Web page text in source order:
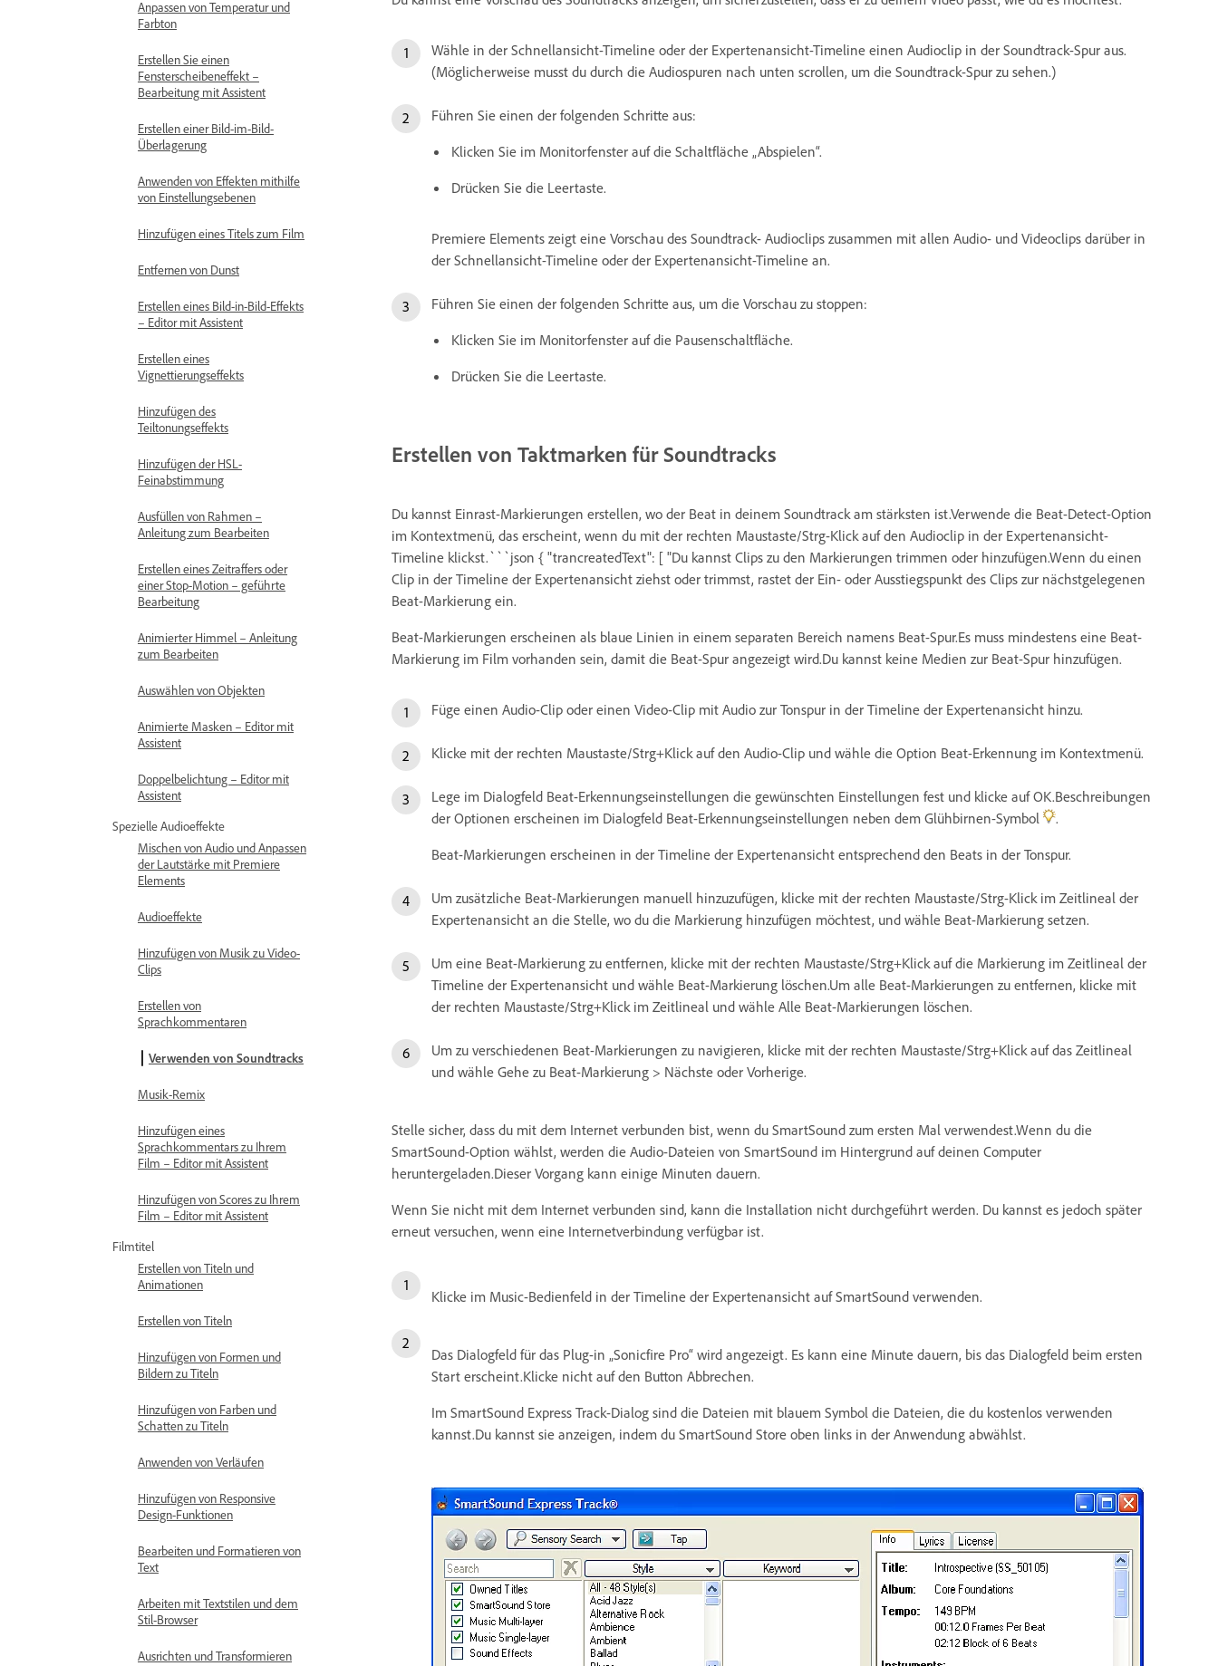
Anpassen von Temperatur und
Farbton
Erstellen Sie einen
Fensterscheibeneffekt –
Bearbeitung mit Assistent
Erstellen einer Bild-im-Bild-
Überlagerung
Anwenden von Effekten mithilfe
von Einstellungsebenen
Hinzufügen eines Titels zum Film
Entfernen von Dunst
Erstellen eines Bild-in-Bild-Effekts
– Editor mit Assistent
Erstellen eines
Vignettierungseffekts
Hinzufügen des
Teiltonungseffekts
Hinzufügen der HSL-
Feinabstimmung
Ausfüllen von Rahmen –
Anleitung zum Bearbeiten
Erstellen eines Zeitraffers oder
einer Stop-Motion – geführte
Bearbeitung
Animierter Himmel – Anleitung
zum Bearbeiten
Auswählen von Objekten
Animierte Masken – Editor mit
Assistent
Doppelbelichtung – Editor mit
Assistent
Spezielle Audioeffekte
Mischen von Audio und Anpassen
der Lautstärke mit Premiere
Elements
Audioeffekte
Hinzufügen von Musik zu Video-
Clips
Erstellen von
Sprachkommentaren
Verwenden von Soundtracks
Musik-Remix
Hinzufügen eines
Sprachkommentars zu Ihrem
Film – Editor mit Assistent
Hinzufügen von Scores zu Ihrem
Film – Editor mit Assistent
Filmtitel
Erstellen von Titeln und
Animationen
Erstellen von Titeln
Hinzufügen von Formen und
Bildern zu Titeln
Hinzufügen von Farben und
Schatten zu Titeln
Anwenden von Verläufen
Hinzufügen von Responsive
Design-Funktionen
Bearbeiten und Formatieren von
Text
Arbeiten mit Textstilen und dem
Stil-Browser
Ausrichten und Transformieren
Wähle in der Schnellansicht-Timeline oder der Expertenansicht-Timeline einen Audioclip in der Soundtrack-Spur aus.
(Möglicherweise musst du durch die Audiospuren nach unten scrollen, um die Soundtrack-Spur zu sehen.)
Führen Sie einen der folgenden Schritte aus:
Klicken Sie im Monitorfenster auf die Schaltfläche „Abspielen“.
Drücken Sie die Leertaste.
Premiere Elements zeigt eine Vorschau des Soundtrack- Audioclips zusammen mit allen Audio- und Videoclips darüber in
der Schnellansicht-Timeline oder der Expertenansicht-Timeline an.
Führen Sie einen der folgenden Schritte aus, um die Vorschau zu stoppen:
Klicken Sie im Monitorfenster auf die Pausenschaltfläche.
Drücken Sie die Leertaste.
Erstellen von Taktmarken für Soundtracks
Du kannst Einrast-Markierungen erstellen, wo der Beat in deinem Soundtrack am stärksten ist.Verwende die Beat-Detect-Option
im Kontextmenü, das erscheint, wenn du mit der rechten Maustaste/Strg-Klick auf den Audioclip in der Expertenansicht-
Timeline klickst.```json { "trancreatedText": [ "Du kannst Clips zu den Markierungen trimmen oder hinzufügen.Wenn du einen
Clip in der Timeline der Expertenansicht ziehst oder trimmst, rastet der Ein- oder Ausstiegspunkt des Clips zur nächstgelegenen
Beat-Markierung ein.
Beat-Markierungen erscheinen als blaue Linien in einem separaten Bereich namens Beat-Spur.Es muss mindestens eine Beat-
Markierung im Film vorhanden sein, damit die Beat-Spur angezeigt wird.Du kannst keine Medien zur Beat-Spur hinzufügen.
Füge einen Audio-Clip oder einen Video-Clip mit Audio zur Tonspur in der Timeline der Expertenansicht hinzu.
Klicke mit der rechten Maustaste/Strg+Klick auf den Audio-Clip und wähle die Option Beat-Erkennung im Kontextmenü.
Lege im Dialogfeld Beat-Erkennungseinstellungen die gewünschten Einstellungen fest und klicke auf OK.Beschreibungen
der Optionen erscheinen im Dialogfeld Beat-Erkennungseinstellungen neben dem Glühbirnen-Symbol
.
Beat-Markierungen erscheinen in der Timeline der Expertenansicht entsprechend den Beats in der Tonspur.
Um zusätzliche Beat-Markierungen manuell hinzuzufügen, klicke mit der rechten Maustaste/Strg-Klick im Zeitlineal der
Expertenansicht an die Stelle, wo du die Markierung hinzufügen möchtest, und wähle Beat-Markierung setzen.
Um eine Beat-Markierung zu entfernen, klicke mit der rechten Maustaste/Strg+Klick auf die Markierung im Zeitlineal der
Timeline der Expertenansicht und wähle Beat-Markierung löschen.Um alle Beat-Markierungen zu entfernen, klicke mit
der rechten Maustaste/Strg+Klick im Zeitlineal und wähle Alle Beat-Markierungen löschen.
Um zu verschiedenen Beat-Markierungen zu navigieren, klicke mit der rechten Maustaste/Strg+Klick auf das Zeitlineal
und wähle Gehe zu Beat-Markierung > Nächste oder Vorherige.
Stelle sicher, dass du mit dem Internet verbunden bist, wenn du SmartSound zum ersten Mal verwendest.Wenn du die
SmartSound-Option wählst, werden die Audio-Dateien von SmartSound im Hintergrund auf deinen Computer
heruntergeladen.Dieser Vorgang kann einige Minuten dauern.
Wenn Sie nicht mit dem Internet verbunden sind, kann die Installation nicht durchgeführt werden. Du kannst es jedoch später
erneut versuchen, wenn eine Internetverbindung verfügbar ist.
Klicke im Music-Bedienfeld in der Timeline der Expertenansicht auf SmartSound verwenden.
Das Dialogfeld für das Plug-in „Sonicfire Pro“ wird angezeigt. Es kann eine Minute dauern, bis das Dialogfeld beim ersten
Start erscheint.Klicke nicht auf den Button Abbrechen.
Im SmartSound Express Track-Dialog sind die Dateien mit blauem Symbol die Dateien, die du kostenlos verwenden
kannst.Du kannst sie anzeigen, indem du SmartSound Store oben links in der Anwendung abwählst.